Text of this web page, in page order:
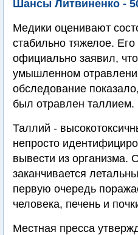
Шансы Литвиненко -
Медики оценивают
стабильно тяжелое.
официально заявил,
умышленном
обследование
был отравлен таллием.
Таллий -
непросто
вывести из организма.
заканчивается
первую очередь
человека, печень и
Местная пресса